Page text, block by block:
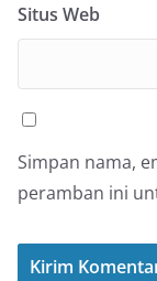
Situs Web
Simpan nama,
peramban ini